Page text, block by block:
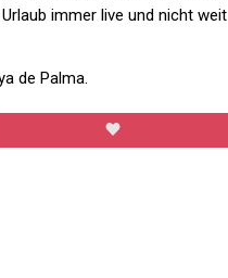
immer live und nicht weit
de Palma.